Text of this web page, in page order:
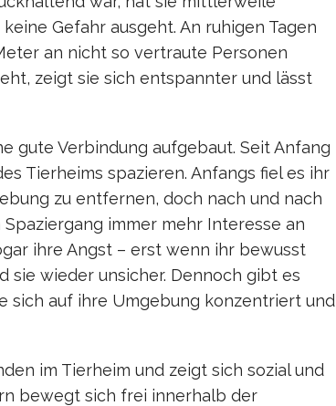
Gefahr ausgeht. An ruhigen Tagen
an nicht so vertraute Personen
zeigt sie sich entspannter und lässt
gute Verbindung aufgebaut. Seit Anfang
Tierheims spazieren. Anfangs fiel es ihr
zu entfernen, doch nach und nach
immer mehr Interesse an
ihre Angst – erst wenn ihr bewusst
sie wieder unsicher. Dennoch gibt es
sich auf ihre Umgebung konzentriert und
im Tierheim und zeigt sich sozial und
bewegt sich frei innerhalb der